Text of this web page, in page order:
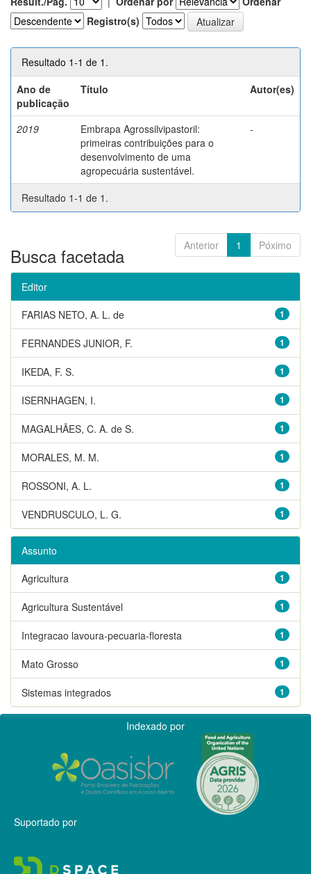
Registro(s)
Resultado 1-1 de 1.
Ano de
publicação
Título Autor(es)
2019
Embrapa Agrossilvipastoril:
primeiras contribuições para o
desenvolvimento de uma
agropecuária sustentável.
-
Resultado 1-1 de 1.
Anterior 1 Póximo
Busca facetada
Editor
1
FARIAS NETO, A. L. de
1
FERNANDES JUNIOR, F.
1
IKEDA, F. S.
1
ISERNHAGEN, I.
1
MAGALHÃES, C. A. de S.
1
MORALES, M. M.
1
ROSSONI, A. L.
1
VENDRUSCULO, L. G.
Assunto
1
Agricultura
1
Agricultura Sustentável
1
Integracao lavoura-pecuaria-floresta
1
Mato Grosso
1
Sistemas integrados
Indexado por
Suportado por